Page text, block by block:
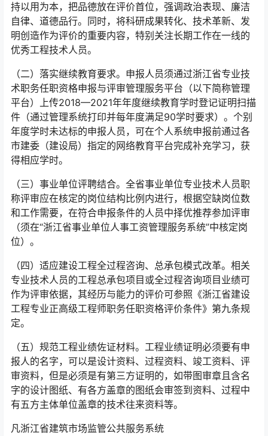
持以用为本，把品德放在评价首位，强调政治表现、廉洁
自律、道德品行。同时，将科研成果转化、技术革新、发
明创造作为评价的重要内容，特别关注长期工作在一线的
优秀工程技术人员。
（二）落实继续教育要求。申报人员须通过浙江省专业技
术职务任职资格申报与评审管理服务平台（以下简称管理
平台）上传2018—2021年年度继续教育学时登记证明扫描
件（通过管理系统打印并每年度满足90学时要求）。个别
年度学时未达标的申报人员，可在个人系统申报前通过各
市建委（建设局）指定的网络教育平台完成补充学习，获
得相应学时。
（三）事业单位评聘结合。全省事业单位专业技术人员职
称评审应在核定的岗位结构比例内进行，根据空缺岗位数
和工作需要，在符合申报条件的人员中择优推荐参加评审
（须在“浙江省事业单位人事工资管理服务系统”中核定岗
位）。
（四）适应建设工程全过程咨询、总承包模式改革。相关
专业技术人员的工程总承包项目或全过程咨询项目业绩可
作为评审依据，其经历与能力的评价可参照《浙江省建设
工程专业正高级工程师职务任职资格评价条件》第九条规
定。
（五）规范工程业绩佐证材料。工程业绩证明必须要有申
报人的名字，可以是设计资料、过程资料、竣工资料、评
审资料，但是必须是有第三方证明的，如带图审章且含名
字的设计图纸、有各方盖章的图纸会审签到资料、过程中
有五方主体单位盖章的技术往来资料等。
凡浙江省建筑市场监管公共服务系统